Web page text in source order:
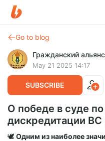
Go to blog
Гражданский
May 21 2025 14:17
SUBSCRIBE
О победе в суде по
дискредитации
🕊️Одним из наиболее